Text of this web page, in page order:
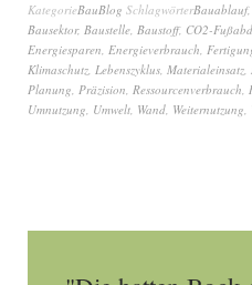
KategorieBauBlog SchlagwörterBauablauf,
Bausektor, Baustelle, Baustoff, CO2-
Energiesparen, Energieverbrauch,
Klimaschutz, Lebenszyklus, Materialeinsatz,
Planung, Präzision, Ressourcenverbrauch,
Umnutzung, Umwelt, Wand, Weiternutzung,